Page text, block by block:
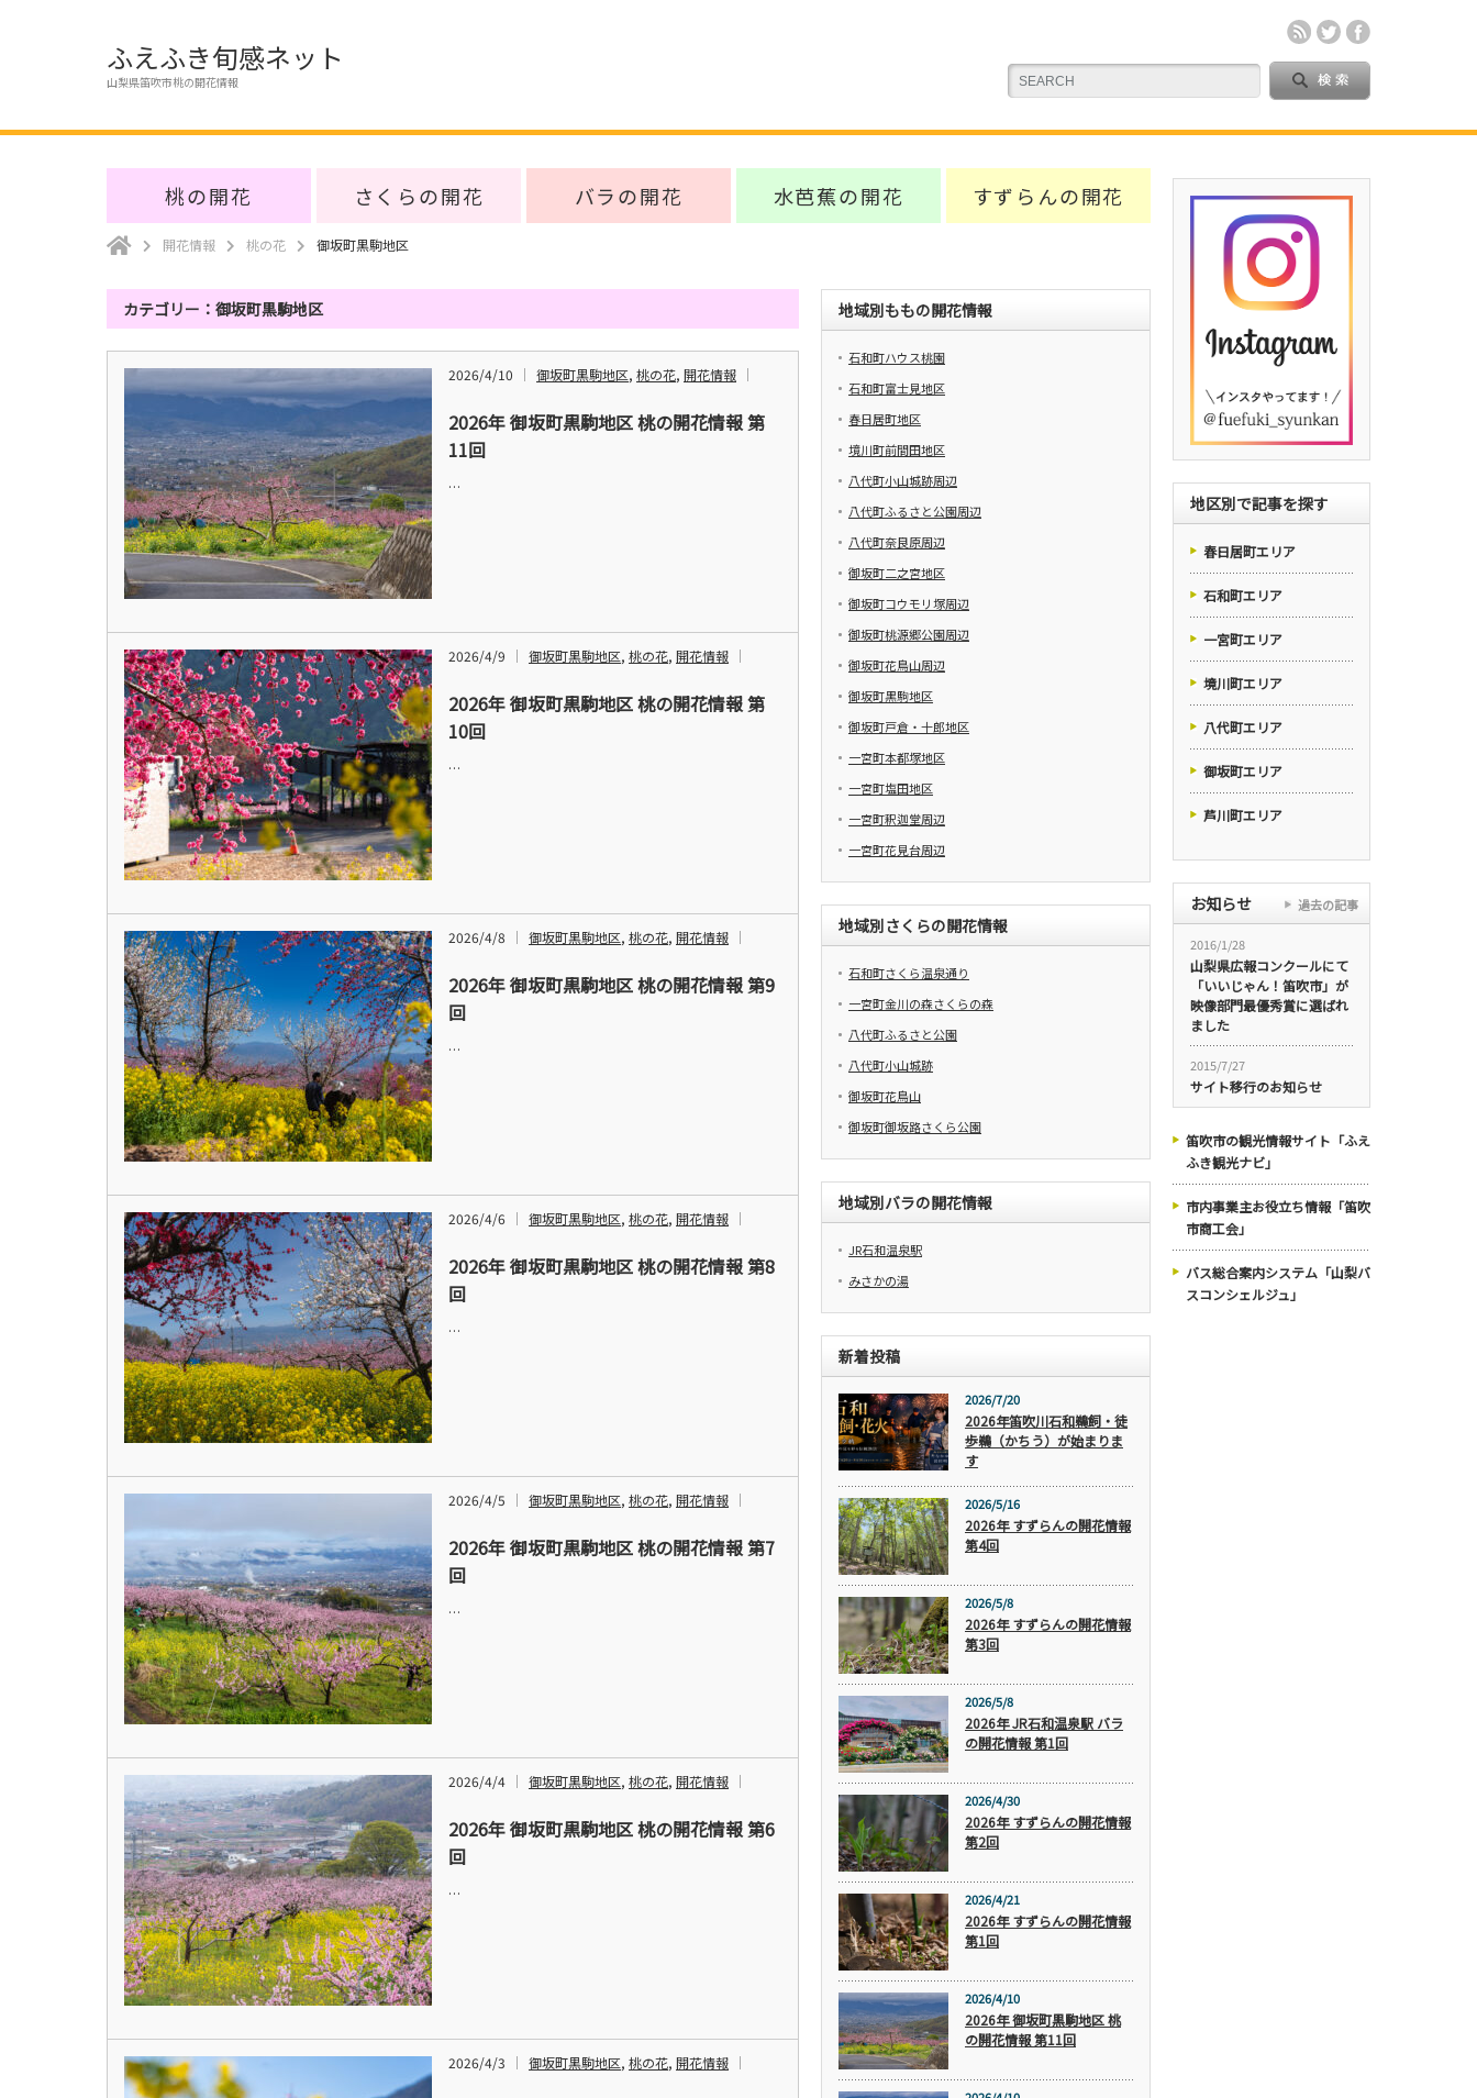
ふえふき旬感ネット
山梨県笛吹市桃の開花情報
桃の開花 さくらの開花 バラの開花 水芭蕉の開花 すずらんの開花
開花情報 桃の花 御坂町黒駒地区
カテゴリー：御坂町黒駒地区
2026/4/10 御坂町黒駒地区, 桃の花, 開花情報
2026年 御坂町黒駒地区 桃の開花情報 第
11回
…
2026/4/9 御坂町黒駒地区, 桃の花, 開花情報
2026年 御坂町黒駒地区 桃の開花情報 第
10回
…
2026/4/8 御坂町黒駒地区, 桃の花, 開花情報
2026年 御坂町黒駒地区 桃の開花情報 第9
回
…
2026/4/6 御坂町黒駒地区, 桃の花, 開花情報
2026年 御坂町黒駒地区 桃の開花情報 第8
回
…
2026/4/5 御坂町黒駒地区, 桃の花, 開花情報
2026年 御坂町黒駒地区 桃の開花情報 第7
回
…
2026/4/4 御坂町黒駒地区, 桃の花, 開花情報
2026年 御坂町黒駒地区 桃の開花情報 第6
回
…
2026/4/3 御坂町黒駒地区, 桃の花, 開花情報
地域別ももの開花情報
石和町ハウス桃園
石和町富士見地区
春日居町地区
境川町前間田地区
八代町小山城跡周辺
八代町ふるさと公園周辺
八代町奈良原周辺
御坂町二之宮地区
御坂町コウモリ塚周辺
御坂町桃源郷公園周辺
御坂町花鳥山周辺
御坂町黒駒地区
御坂町戸倉・十郎地区
一宮町本都塚地区
一宮町塩田地区
一宮町釈迦堂周辺
一宮町花見台周辺
地域別さくらの開花情報
石和町さくら温泉通り
一宮町金川の森さくらの森
八代町ふるさと公園
八代町小山城跡
御坂町花鳥山
御坂町御坂路さくら公園
地域別バラの開花情報
JR石和温泉駅
みさかの湯
新着投稿
2026/7/20
2026年笛吹川石和鵜飼・徒
歩鵜（かちう）が始まりま
す
2026/5/16
2026年 すずらんの開花情報
第4回
2026/5/8
2026年 すずらんの開花情報
第3回
2026/5/8
2026年 JR石和温泉駅 バラ
の開花情報 第1回
2026/4/30
2026年 すずらんの開花情報
第2回
2026/4/21
2026年 すずらんの開花情報
第1回
2026/4/10
2026年 御坂町黒駒地区 桃
の開花情報 第11回
地区別で記事を探す
春日居町エリア
石和町エリア
一宮町エリア
境川町エリア
八代町エリア
御坂町エリア
芦川町エリア
お知らせ
2016/1/28
山梨県広報コンクールにて
「いいじゃん！笛吹市」が
映像部門最優秀賞に選ばれ
ました
2015/7/27
サイト移行のお知らせ
過去の記事
笛吹市の観光情報サイト「ふえ
ふき観光ナビ」
市内事業主お役立ち情報「笛吹
市商工会」
バス総合案内システム「山梨バ
スコンシェルジュ」